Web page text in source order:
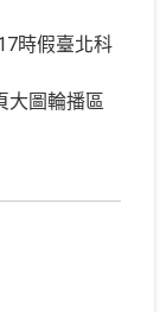
時假臺北科
大圖輪播區